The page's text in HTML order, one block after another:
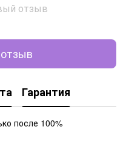
отзыв
Гарантия
после 100%